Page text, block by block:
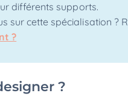
différents supports.
sur cette spécialisation ?
?
?